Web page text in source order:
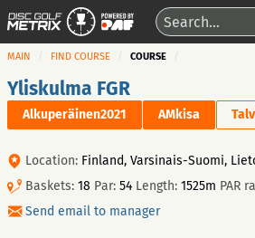
MAIN FIND COURSE COURSE
Yliskulma FGR
Alkuperäinen2021 AMkisa
Location: Finland, Varsinais-Suomi,
Baskets: 18 Par: 54 Length: 1525m PAR
Send email to manager